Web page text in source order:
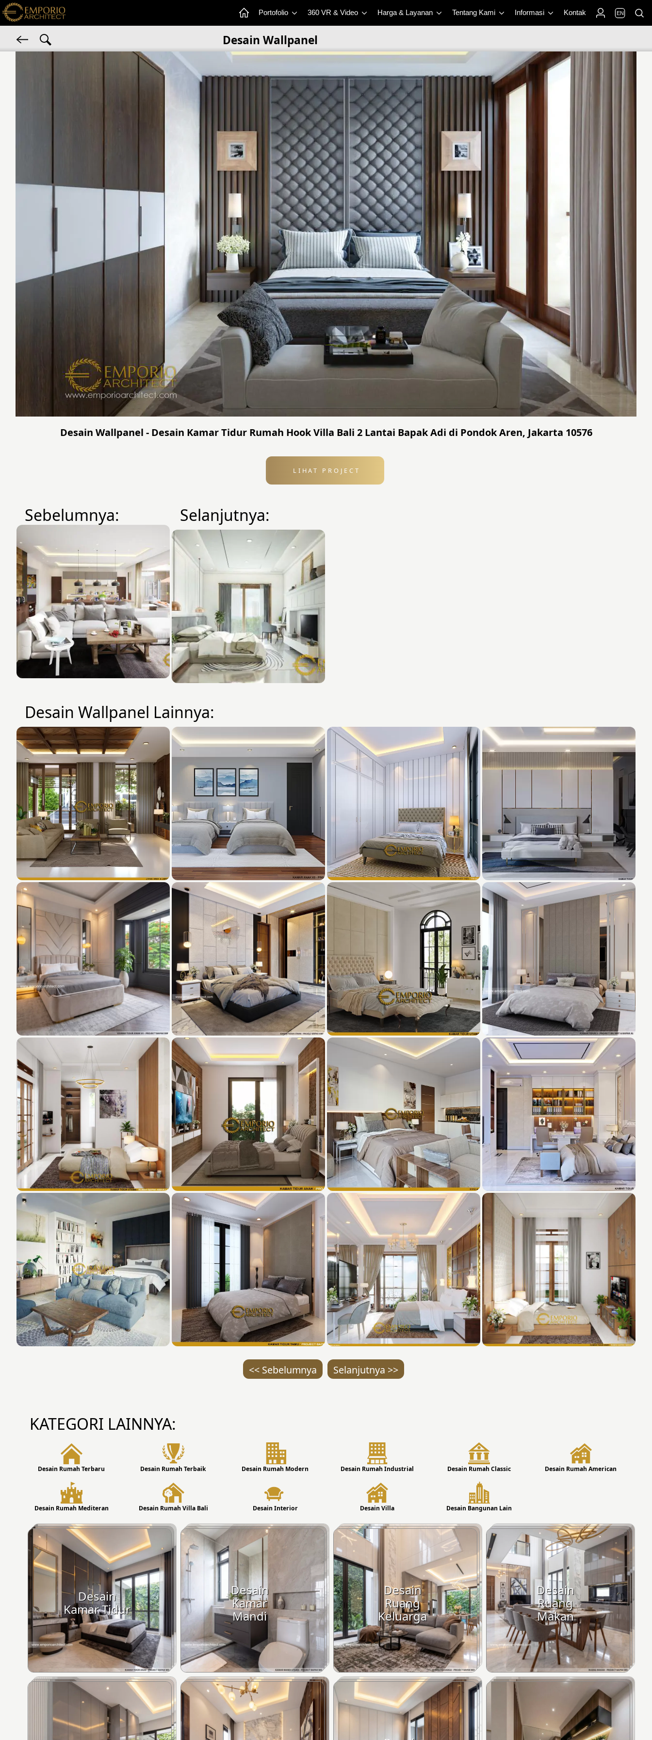
Portofolio 360 VR & Video Harga & Layanan Tentang Kami Informasi Kontak EN
Desain Wallpanel
Desain Wallpanel - Desain Kamar Tidur Rumah Hook Villa Bali 2 Lantai Bapak Adi di Pondok Aren, Jakarta 10576
LIHAT PROJECT
Sebelumnya: Selanjutnya:
Desain Wallpanel Lainnya:
<< Sebelumnya Selanjutnya >>
KATEGORI LAINNYA:
Desain Rumah Terbaru Desain Rumah Terbaik Desain Rumah Modern Desain Rumah Industrial Desain Rumah Classic Desain Rumah American
Desain Rumah Mediteran Desain Rumah Villa Bali Desain Interior Desain Villa Desain Bangunan Lain
Desain
Kamar Tidur
Desain
Kamar
Mandi
Desain
Ruang
Keluarga
Desain
Ruang
Makan